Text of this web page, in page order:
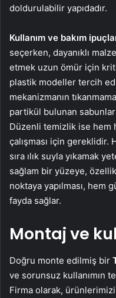
doldurulabilir yapıdadır.
Kullanım ve bakım
seçerken, dayanıklı
etmek uzun ömür için
plastik modeller tercih
mekanizmanın
partikül bulunan
Düzenli temizlik ise hem
çalışması için gereklidir.
sıra ılık suyla yıkamak
sağlam bir yüzeye,
noktaya yapılması, hem
fayda sağlar.
Montaj ve
Doğru monte edilmiş bir
ve sorunsuz kullanımın
Firma olarak,